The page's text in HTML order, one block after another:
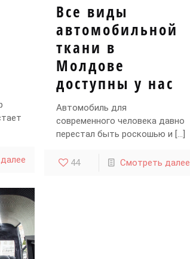
Все виды
автомобильной
ткани в
Молдове
доступны у нас
Автомобиль для
современного человека давно
перестал быть роскошью и […]
44 Смотреть далее